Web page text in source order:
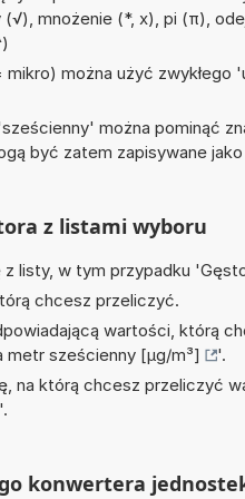
mnożenie (*, x), pi (π),
można użyć zwykłego
można pominąć
być zatem zapisywane
z listami wyboru
listy, w tym przypadku '
chcesz przeliczyć.
wartości, którą
metr sześcienny [µg/m³]
'.
na którą chcesz przeliczyć
'.
konwertera